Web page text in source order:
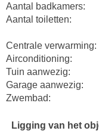
Aantal badkamers:
Aantal toiletten:
Centrale verwarming:
Airconditioning:
Tuin aanwezig:
Garage aanwezig:
Zwembad:
Ligging van het